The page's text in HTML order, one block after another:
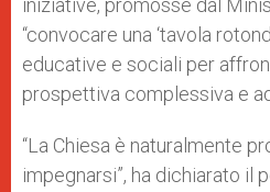
iniziative, promosse dal
“convocare una ‘tavola
educative e sociali per
prospettiva complessiva e
“La Chiesa è naturalmente
impegnarsi”, ha dichiarato il